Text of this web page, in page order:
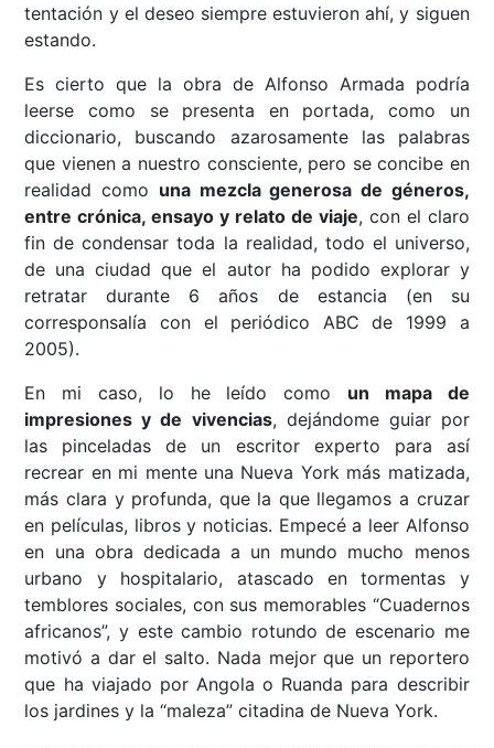
tentación y el deseo siempre estuvieron ahí, y siguen
estando.
Es cierto que la obra de Alfonso Armada podría
leerse como se presenta en portada, como un
diccionario, buscando azarosamente las palabras
que vienen a nuestro consciente, pero se concibe en
realidad como una mezcla generosa de géneros,
entre crónica, ensayo y relato de viaje, con el claro
fin de condensar toda la realidad, todo el universo,
de una ciudad que el autor ha podido explorar y
retratar durante 6 años de estancia (en su
corresponsalía con el periódico ABC de 1999 a
2005).
En mi caso, lo he leído como un mapa de
impresiones y de vivencias, dejándome guiar por
las pinceladas de un escritor experto para así
recrear en mi mente una Nueva York más matizada,
más clara y profunda, que la que llegamos a cruzar
en películas, libros y noticias. Empecé a leer Alfonso
en una obra dedicada a un mundo mucho menos
urbano y hospitalario, atascado en tormentas y
temblores sociales, con sus memorables “Cuadernos
africanos”, y este cambio rotundo de escenario me
motivó a dar el salto. Nada mejor que un reportero
que ha viajado por Angola o Ruanda para describir
los jardines y la “maleza” citadina de Nueva York.